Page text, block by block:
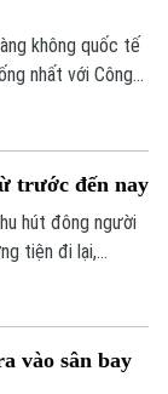
không quốc tế
nhất với Công
trước đến nay
hút đông người
tiện đi lại,
cao nhất từ
vào sân bay